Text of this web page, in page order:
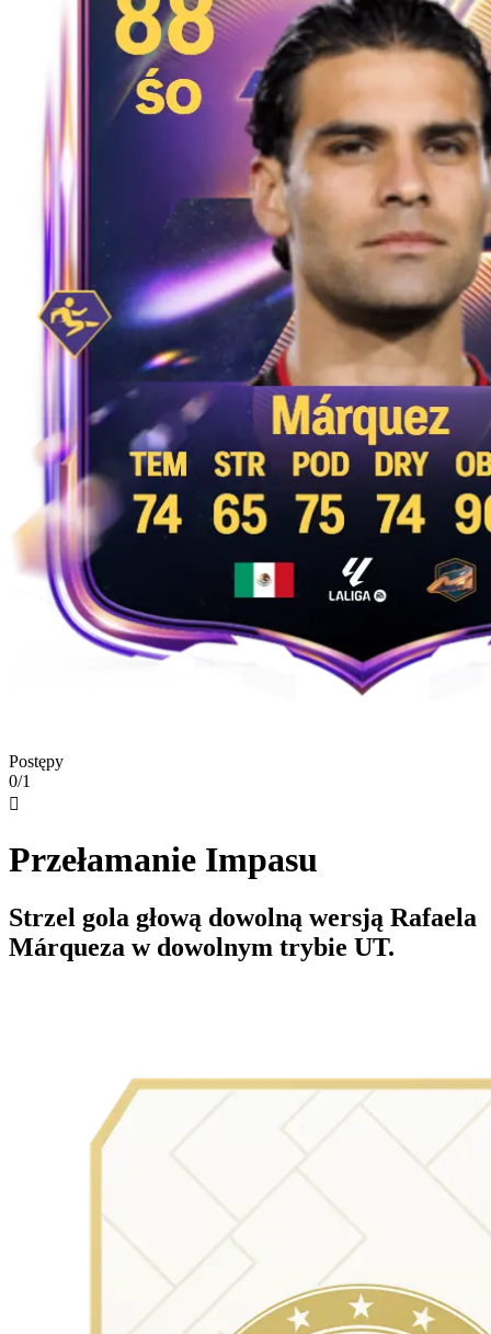
Postępy
0/1

Przełamanie Impasu
Strzel gola głową dowolną wersją Rafaela
Márqueza w dowolnym trybie UT.